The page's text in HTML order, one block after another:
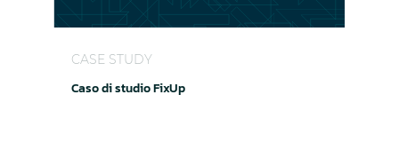
CASE STUDY
Caso di studio FixUp